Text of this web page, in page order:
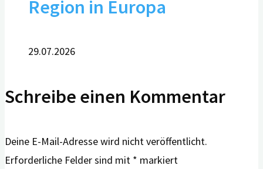
Region in Europa
29.07.2026
Schreibe einen Kommentar
Deine E-Mail-Adresse wird nicht veröffentlicht.
Erforderliche Felder sind mit * markiert